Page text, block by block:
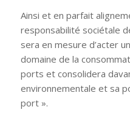
Ainsi et en parfait
responsabilité sociétale
sera en mesure d’acter
domaine de la
ports et consolidera
environnementale et sa
port ».